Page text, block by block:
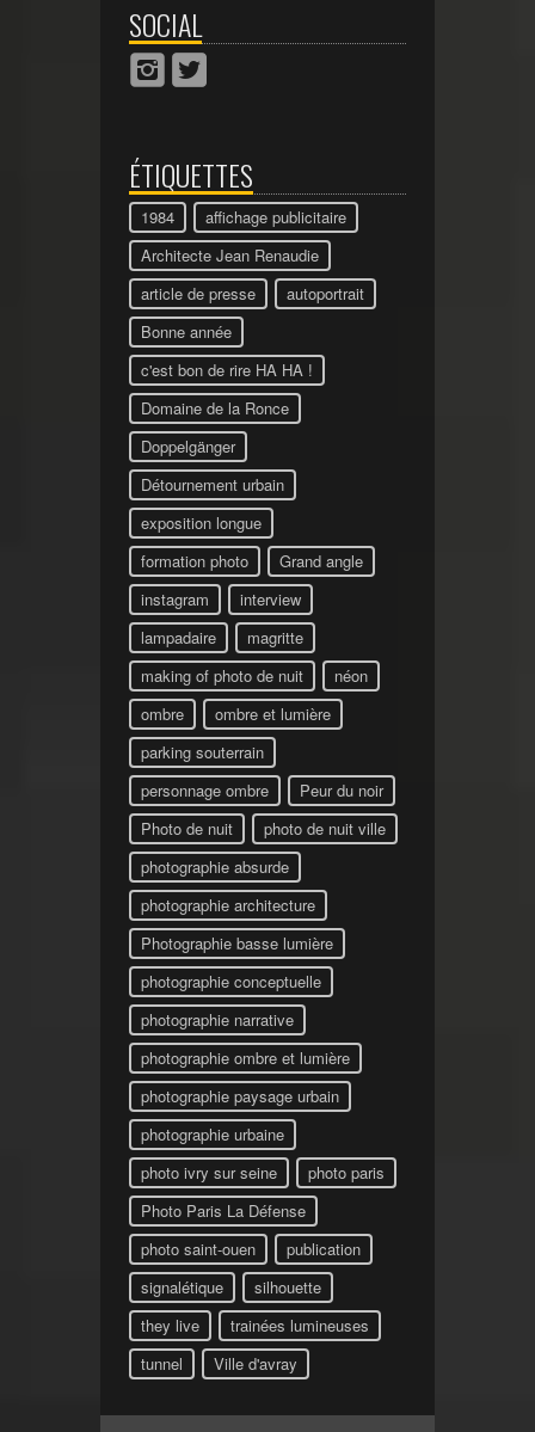
SOCIAL
ÉTIQUETTES
1984
affichage publicitaire
Architecte Jean Renaudie
article de presse
autoportrait
Bonne année
c'est bon de rire HA HA !
Domaine de la Ronce
Doppelgänger
Détournement urbain
exposition longue
formation photo
Grand angle
instagram
interview
lampadaire
magritte
making of photo de nuit
néon
ombre
ombre et lumière
parking souterrain
personnage ombre
Peur du noir
Photo de nuit
photo de nuit ville
photographie absurde
photographie architecture
Photographie basse lumière
photographie conceptuelle
photographie narrative
photographie ombre et lumière
photographie paysage urbain
photographie urbaine
photo ivry sur seine
photo paris
Photo Paris La Défense
photo saint-ouen
publication
signalétique
silhouette
they live
trainées lumineuses
tunnel
Ville d'avray